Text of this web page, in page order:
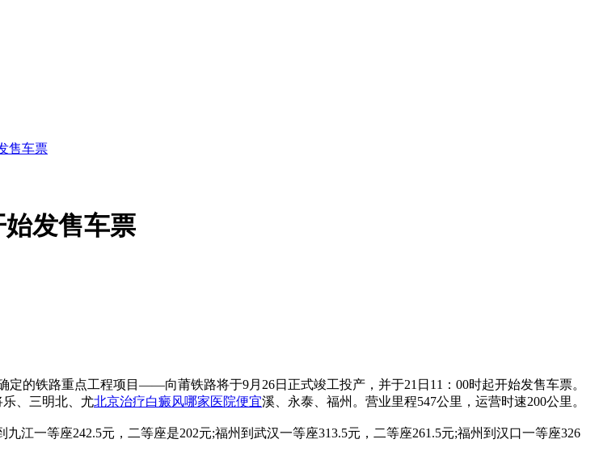
售车票
始发售车票
的铁路重点工程项目——向莆铁路将于9月26日正式竣工投产，并于21日11：00时起开始发售车票。
、三明北、尤北京治疗白癜风哪家医院便宜溪、永泰、福州。营业里程547公里，运营时速200公里。
江一等座242.5元，二等座是202元;福州到武汉一等座313.5元，二等座261.5元;福州到汉口一等座326